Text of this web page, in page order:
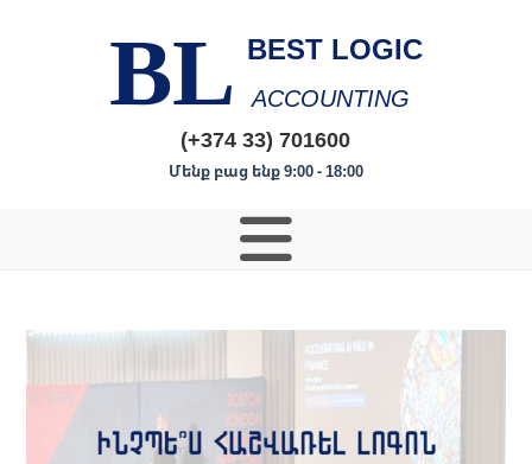
BL BEST LOGIC
ACCOUNTING
(+374 33) 701600
Մենք բաց ենք 9:00 - 18:00